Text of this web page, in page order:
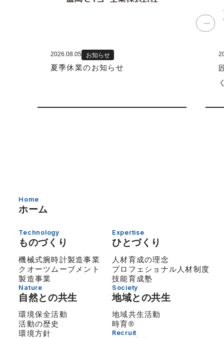
2026.08.05 お知らせ
夏季休業のお知らせ
Home
ホーム
Technology
ものづくり
機械式腕時計製造事業
クオーツムーブメント
製造事業
Nature
自然との共生
環境保全活動
活動の歴史
環境方針
Expertise
ひとづくり
人材育成の理念
プロフェショナル人材制度
技能育成塾
Society
地域との共生
地域共生活動
時育®
Recruit